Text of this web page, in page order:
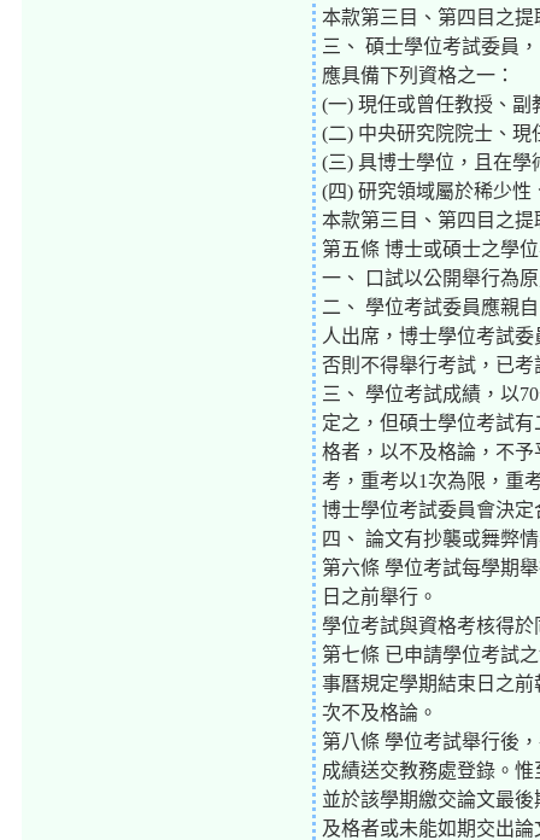
本款第三目、第四目之
三、 碩士學位考試委員
應具備下列資格之一：
(一) 現任或曾任教授、副
(二) 中央研究院院士、
(三) 具博士學位，且在學
(四) 研究領域屬於稀少
本款第三目、第四目之
第五條 博士或碩士之學
一、 口試以公開舉行為
二、 學位考試委員應親
人出席，博士學位考試
否則不得舉行考試，已
三、 學位考試成績，以
定之，但碩士學位考試
格者，以不及格論，不
考，重考以1次為限，重
博士學位考試委員會決
四、 論文有抄襲或舞弊
第六條 學位考試每學期
日之前舉行。
學位考試與資格考核得
第七條 已申請學位考試
事曆規定學期結束日之
次不及格論。
第八條 學位考試舉行後
成績送交教務處登錄。
並於該學期繳交論文最
及格者或未能如期交出